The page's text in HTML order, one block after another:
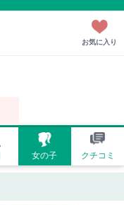
お気に入り
女の子 クチコミ